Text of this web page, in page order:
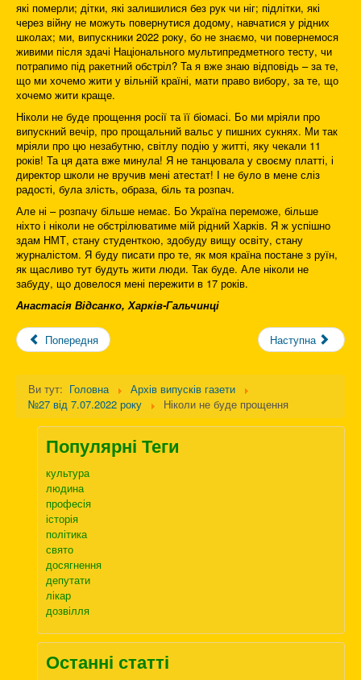
які померли; дітки, які залишилися без рук чи ніг; підлітки, які
через війну не можуть повернутися додому, навчатися у рідних
школах; ми, випускники 2022 року, бо не знаємо, чи повернемося
живими після здачі Національного мультипредметного тесту, чи
потрапимо під ракетний обстріл? Та я вже знаю відповідь – за те,
що ми хочемо жити у вільній країні, мати право вибору, за те, що
хочемо жити краще.
Ніколи не буде прощення росії та її біомасі. Бо ми мріяли про
випускний вечір, про прощальний вальс у пишних сукнях. Ми так
мріяли про цю незабутню, світлу подію у житті, яку чекали 11
років! Та ця дата вже минула! Я не танцювала у своєму платті, і
директор школи не вручив мені атестат! І не було в мене сліз
радості, була злість, образа, біль та розпач.
Але ні – розпачу більше немає. Бо Україна переможе, більше
ніхто і ніколи не обстрілюватиме мій рідний Харків. Я ж успішно
здам НМТ, стану студенткою, здобуду вищу освіту, стану
журналістом. Я буду писати про те, як моя країна постане з руїн,
як щасливо тут будуть жити люди. Так буде. Але ніколи не
забуду, що довелося мені пережити в 17 років.
Анастасія Відсанко, Харків-Гальчинці
Попередня Наступна
Ви тут: Головна
Архів випусків газети
№27 від 7.07.2022 року
Ніколи не буде прощення
Популярні Теги
культура
людина
професія
історія
політика
свято
досягнення
депутати
лікар
дозвілля
Останні статті